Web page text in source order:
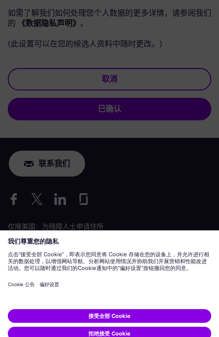
如需了解我们如何处理您个人数据的更多详情，请参阅我们
的
《数据隐私声明》 。
(此设置可以在您的候选人资料中随时更改。)
取消
已确认
联系我们
仅限美国：为残障人士申请住所
劳工情况申请
Siemens Energy 是由 Siemens AG 授权的商标。